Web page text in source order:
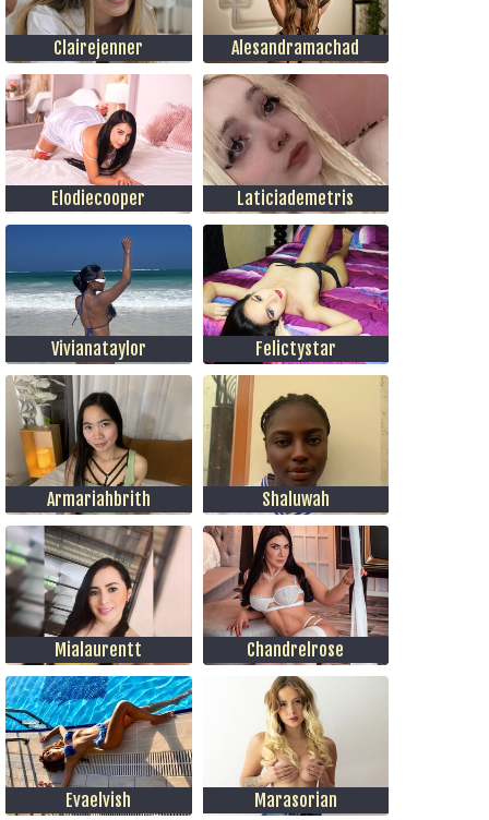
Clairejenner Alesandramachad
Elodiecooper Laticiademetris
Vivianataylor Felictystar
Armariahbrith Shaluwah
Mialaurentt Chandrelrose
Evaelvish Marasorian